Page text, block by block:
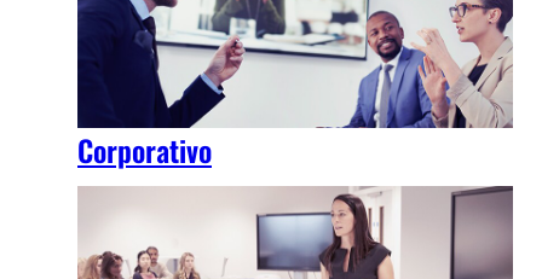
Corporativo